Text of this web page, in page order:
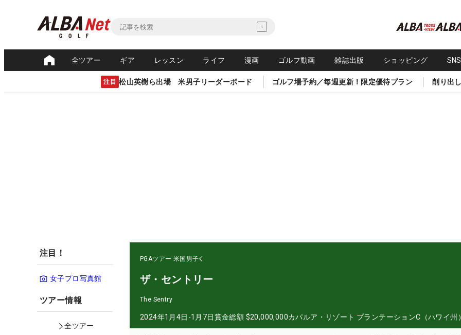
全ツアー ギア レッスン ライフ 漫画 ゴルフ動画 雑誌出版 ショッピング
注目 松山英樹ら出場 米男子リーダーボード ゴルフ場予約／毎週更新！限定優待プラン 削り出
注目！
女子プロ写真館
ツアー情報
全ツアー
PGAツアー 米国男子
ザ・セントリー
The Sentry
2024年1月4日-1月7日賞金総額 $20,000,000カパルア・リゾート プランテーションC（ハワイ州